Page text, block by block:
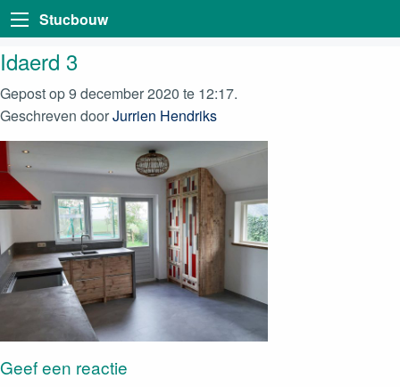
Stucbouw
Idaerd 3
Gepost op 9 december 2020 te 12:17.
Geschreven doorJurrien Hendriks
Geef een reactie